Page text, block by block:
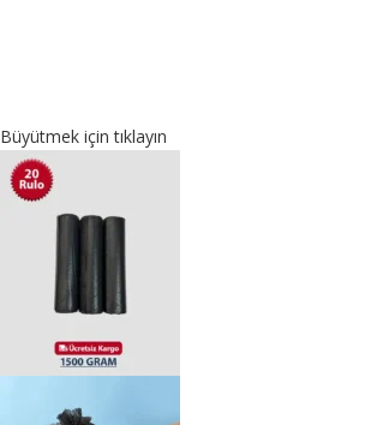
Büyütmek için tıklayın